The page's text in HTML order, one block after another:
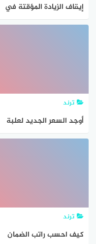
إيقاف الزيادة المؤقتة في
معاش حساب المواطن بعد
ترند
أوجد السعر الجديد لعلبة
زيت بقيمة ١٩ ريال ، ونسبة
ترند
كيف احسب راتب الضمان